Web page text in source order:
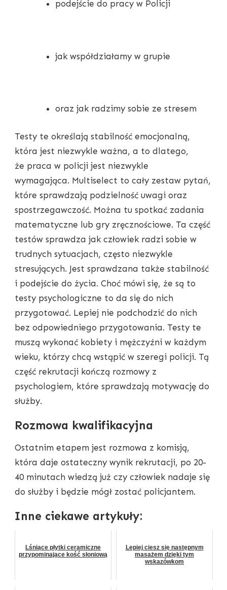
podejście do pracy w Policji
jak współdziałamy w grupie
oraz jak radzimy sobie ze stresem
Testy te określają stabilność emocjonalną,
która jest niezwykle ważna, a to dlatego,
że praca w policji jest niezwykle
wymagająca. Multiselect to cały zestaw pytań,
które sprawdzają podzielność uwagi oraz
spostrzegawczość. Można tu spotkać zadania
matematyczne lub gry zręcznościowe. Ta część
testów sprawdza jak człowiek radzi sobie w
trudnych sytuacjach, często niezwykle
stresujących. Jest sprawdzana także stabilność
i podejście do życia. Choć mówi się, że są to
testy psychologiczne to da się do nich
przygotować. Lepiej nie podchodzić do nich
bez odpowiedniego przygotowania. Testy te
muszą wykonać kobiety i mężczyźni w każdym
wieku, którzy chcą wstąpić w szeregi policji. Tą
część rekrutacji kończą rozmowy z
psychologiem, które sprawdzają motywację do
służby.
Rozmowa kwalifikacyjna
Ostatnim etapem jest rozmowa z komisją,
która daje ostateczny wynik rekrutacji, po 20-
40 minutach wiedzą już czy człowiek nadaje się
do służby i będzie mógł zostać policjantem.
Inne ciekawe artykuły:
Lśniące płytki ceramiczne
przypominające kość słoniową
Lepiej ciesz się następnym
masażem dzięki tym
wskazówkom